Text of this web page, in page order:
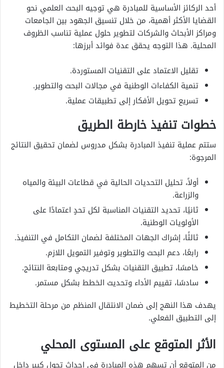
أحد الركائز الأساسية للمبادرة هي توجيه البحث العلمي نحو
القضايا الأكثر أهمية، من خلال تنسيق الجهود بين الجامعات
ومراكز الأبحاث والشركات لتطوير حلول عملية تناسب الظروف
المحلية. هذا التوجه يحقق عدة فوائد أبرزها:
تقليل الاعتماد على التقنيات المستوردة.
تنمية الكفاءات الوطنية في مجالات البحث والتطوير.
تسريع تحويل الأفكار إلى تطبيقات عملية.
خطوات تنفيذ خارطة الطريق
ستتم عملية تنفيذ المبادرة بشكل مدروس لضمان تحقيق النتائج
المرجوة:
أولاً، تحليل التحديات الحالية في قطاعات البيئة والمياه
والزراعة.
ثانيًا، تحديد التقنيات المناسبة لكل تحدٍ اعتمادًا على
الأولويات الوطنية.
ثالثًا، إشراك الجهات المختلفة لضمان التكامل في التنفيذ.
رابعًا، دعم البحث والتطوير وتوفير التمويل اللازم.
خامسًا، تطبيق التقنيات بشكل تدريجي ومتابعة النتائج.
سادسًا، تقييم الأداء وتحديث الخطط بشكل مستمر.
يهدف هذا النهج إلى ضمان الانتقال المنظم من مرحلة التخطيط
إلى التطبيق الفعلي.
الأثر المتوقع على المستوى المحلي
من المتوقع أن تسهم هذه المبادرة في إحداث تحول كبير داخل